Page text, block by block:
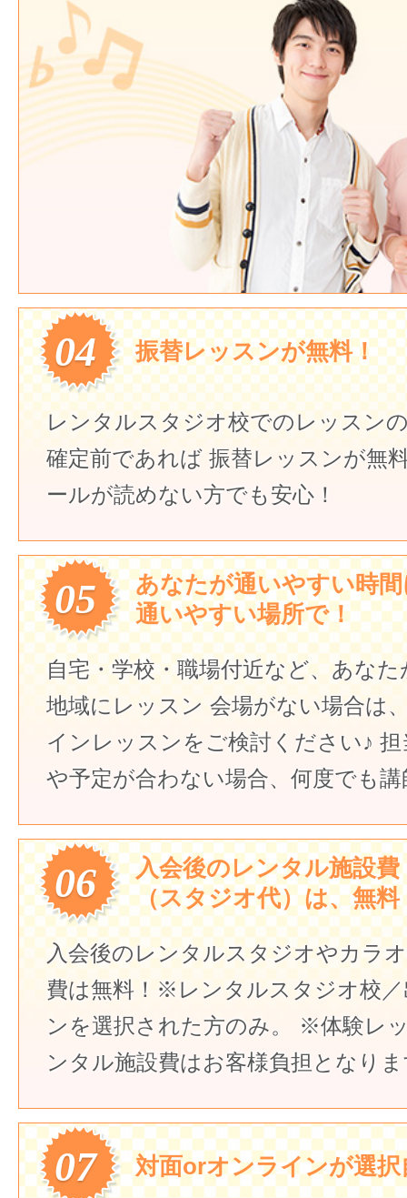
04 振替レッスンが無料！
レンタルスタジオ校でのレッスン
確定前であれば 振替レッスンが無
ールが読めない方でも安心！
05
あなたが通いやすい時
通いやすい場所で！
自宅・学校・職場付近など、あな
地域にレッスン 会場がない場合は
インレッスンをご検討ください♪ 担
や予定が合わない場合、何度でも
06
入会後のレンタル施設費
（スタジオ代）は、無料
入会後のレンタルスタジオやカラ
費は無料！ ※レンタルスタジオ校
ンを選択された方のみ。
※体験レ
ンタル施設費はお客様負担となり
07 対面orオンラインが選択